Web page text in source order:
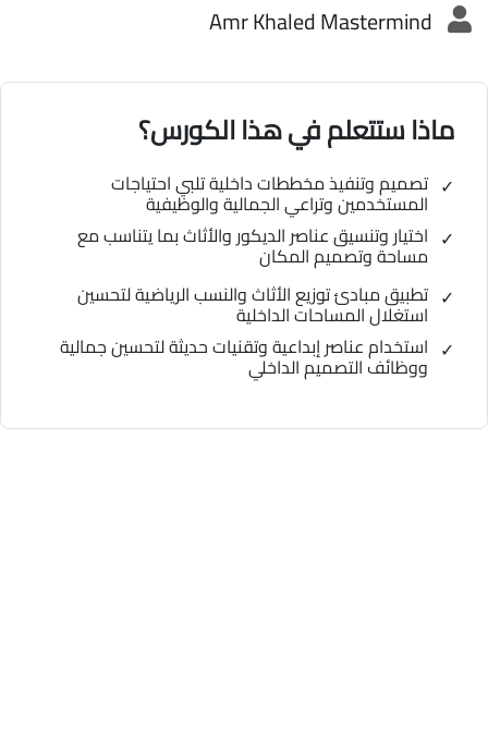
Amr Khaled Mastermind
ماذا ستتعلم في هذا الكورس؟
تصميم وتنفيذ مخططات داخلية تلبي احتياجات
المستخدمين وتراعي الجمالية والوظيفية
اختيار وتنسيق عناصر الديكور والأثاث بما يتناسب مع
مساحة وتصميم المكان
تطبيق مبادئ توزيع الأثاث والنسب الرياضية لتحسين
استغلال المساحات الداخلية
استخدام عناصر إبداعية وتقنيات حديثة لتحسين جمالية
ووظائف التصميم الداخلي